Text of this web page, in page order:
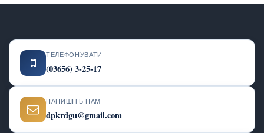
ТЕЛЕФОНУВАТИ
(03656) 3-25-17
НАПИШІТЬ НАМ
dpkrdgu@gmail.com